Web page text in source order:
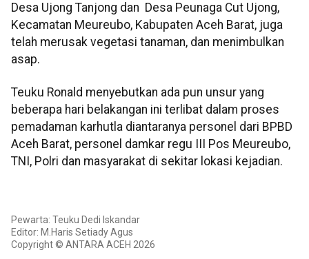
Desa Ujong Tanjong dan Desa Peunaga Cut Ujong,
Kecamatan Meureubo, Kabupaten Aceh Barat, juga
telah merusak vegetasi tanaman, dan menimbulkan
asap.
Teuku Ronald menyebutkan ada pun unsur yang
beberapa hari belakangan ini terlibat dalam proses
pemadaman karhutla diantaranya personel dari BPBD
Aceh Barat, personel damkar regu III Pos Meureubo,
TNI, Polri dan masyarakat di sekitar lokasi kejadian.
Pewarta: Teuku Dedi Iskandar
Editor: M.Haris Setiady Agus
Copyright © ANTARA ACEH 2026